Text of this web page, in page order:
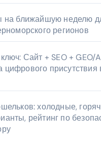
на ближайшую неделю
регионов
Сайт + SEO + GEO/
присутствия
холодные,
рейтинг по